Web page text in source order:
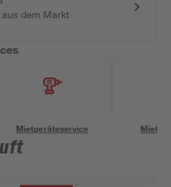
aus dem Markt
Mietgeräteservice